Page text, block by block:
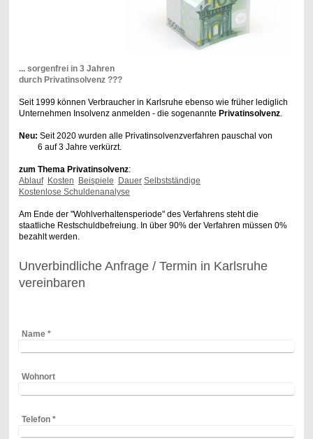
... sorgenfrei in 3 Jahren
durch Privatinsolvenz ???
Seit 1999 können Verbraucher in Karlsruhe ebenso wie früher lediglich
Unternehmen Insolvenz anmelden - die sogenannte Privatinsolvenz.
Neu: Seit 2020 wurden alle Privatinsolvenzverfahren pauschal von
6 auf 3 Jahre verkürzt.
zum Thema Privatinsolvenz:
Ablauf Kosten Beispiele Dauer Selbstständige
Kostenlose Schuldenanalyse
Am Ende der "Wohlverhaltensperiode" des Verfahrens steht die
staatliche Restschuldbefreiung. In über 90% der Verfahren müssen 0%
bezahlt werden.
Unverbindliche Anfrage / Termin in Karlsruhe
vereinbaren
Name*
Wohnort
Telefon*